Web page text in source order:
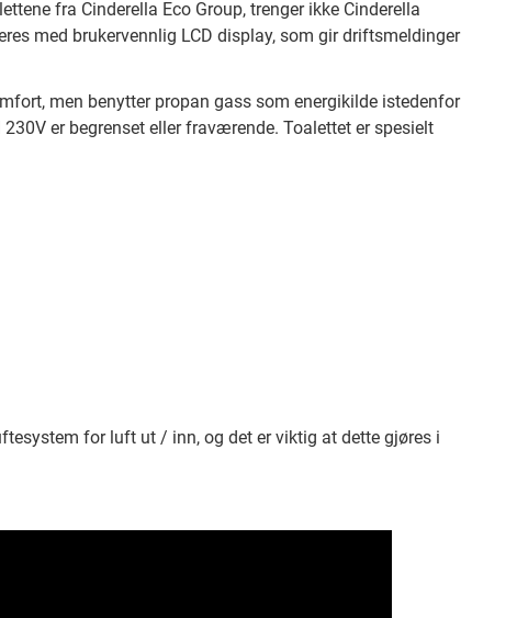
fra Cinderella Eco Group, trenger ikke Cinderella
med brukervennlig LCD display, som gir driftsmeldinger
men benytter propan gass som energikilde istedenfor
er begrenset eller fraværende. Toalettet er spesielt
for luft ut / inn, og det er viktig at dette gjøres i